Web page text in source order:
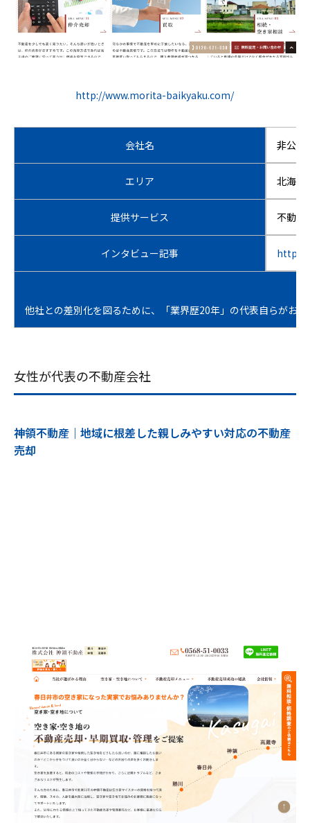
http://www.morita-baikyaku.com/
会社名 非公開
エリア 北海道
提供サービス 不動産
インタビュー記事
他社との差別化を図るために、「業界歴20年」の代表自らがお
女性が代表の不動産会社
神領不動産｜地域に根差した親しみやすい対応の不動産
売却